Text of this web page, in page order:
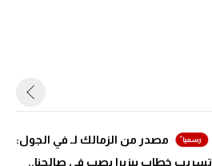
مصدر من الزمالك لـ في الجول:
تسريب خطاب بيزيرا يصب في صالحنا..